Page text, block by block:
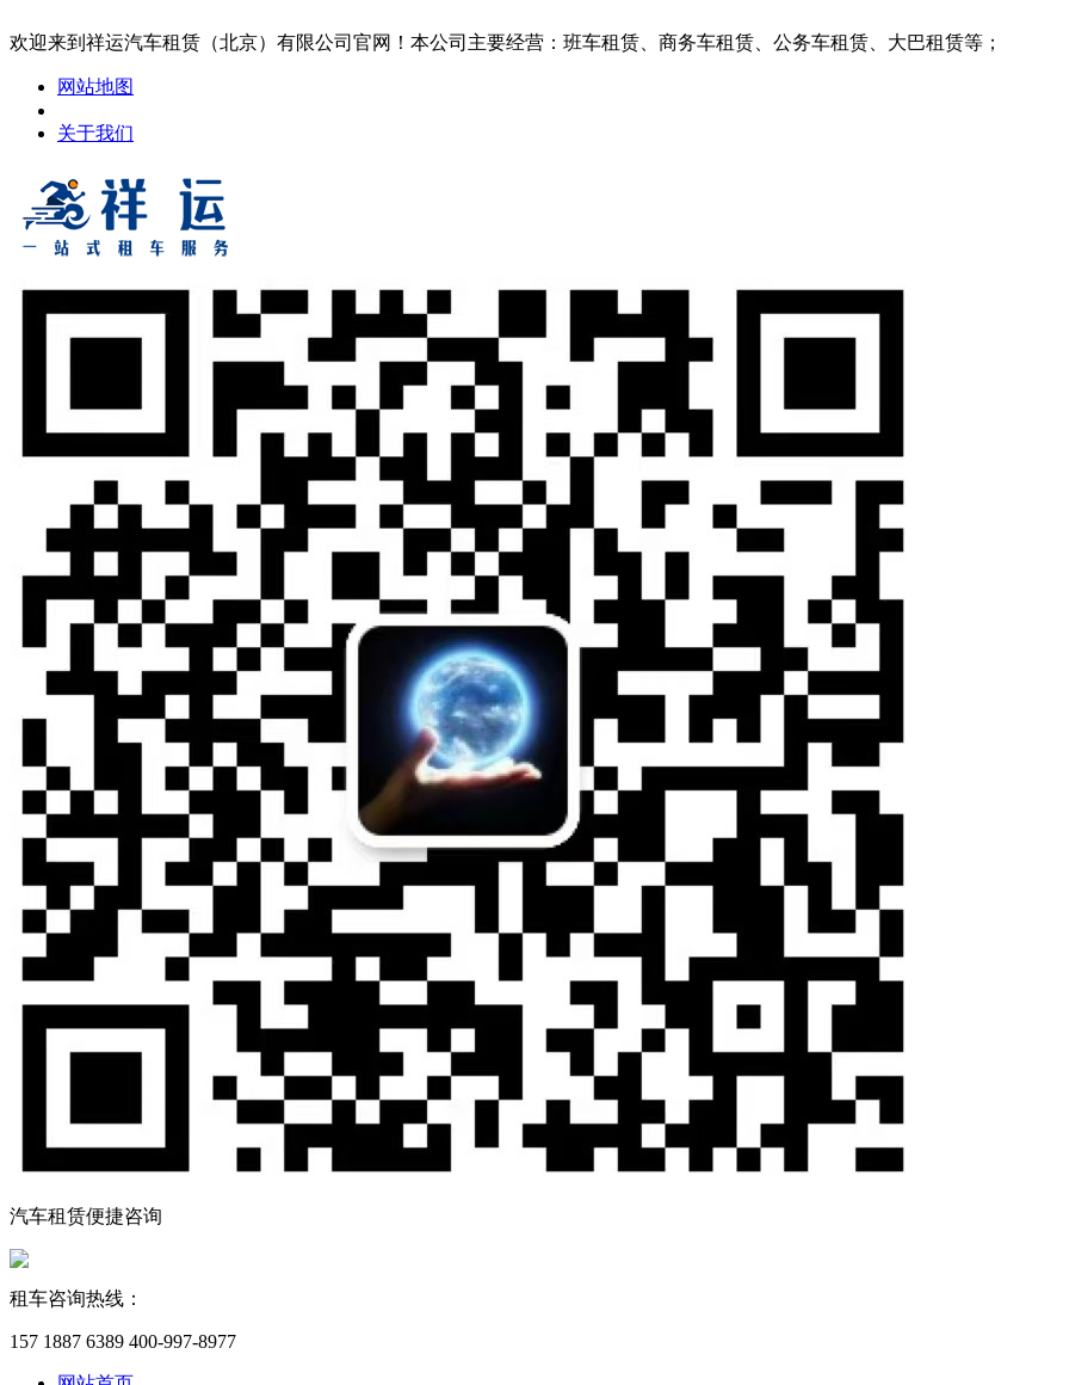
欢迎来到祥运汽车租赁（北京）有限公司官网！本公司主要经营：班车租赁、商务车租赁、公务车租赁、大巴租赁等；
网站地图
关于我们
汽车租赁便捷咨询
租车咨询热线：
157 1887 6389 400-997-8977